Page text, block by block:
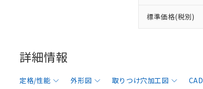
標準価格(税別)
詳細情報
定格/性能 外形図 取りつけ穴加工図 CAD